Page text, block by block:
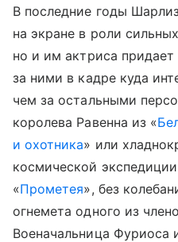
В последние годы
на экране в роли
но и им актриса
за ними в кадре куда
чем за остальными
королева Равенна из «
и охотника» или
космической
«Прометея», без
огнемета одного из
Военачальница Фуриоса